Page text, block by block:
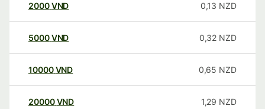
2000VND 0,13 NZD
5000VND 0,32 NZD
10000 VND 0,65 NZD
20000 VND 1,29 NZD